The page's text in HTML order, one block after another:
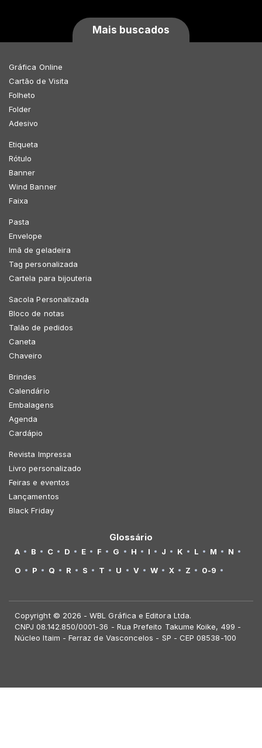
Mais buscados
Gráfica Online
Cartão de Visita
Folheto
Folder
Adesivo
Etiqueta
Rótulo
Banner
Wind Banner
Faixa
Pasta
Envelope
Imã de geladeira
Tag personalizada
Cartela para bijouteria
Sacola Personalizada
Bloco de notas
Talão de pedidos
Caneta
Chaveiro
Brindes
Calendário
Embalagens
Agenda
Cardápio
Revista Impressa
Livro personalizado
Feiras e eventos
Lançamentos
Black Friday
Glossário
A B C D E F G H I J K L M
N
O
P Q R S T U V W X Z 0-9
Copyright © 2026 - WBL Gráfica e Editora Ltda.
CNPJ 08.142.850/0001-36 - Rua Prefeito Takume Koike, 499 -
Núcleo Itaim - Ferraz de Vasconcelos - SP - CEP 08538-100